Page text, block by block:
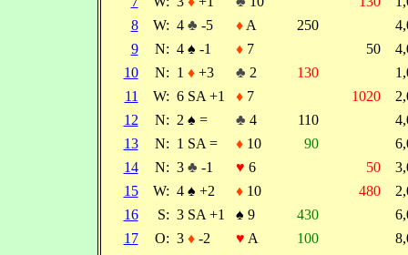
8
W: 4 ♣ -5 ♦A 250
9
N: 4 ♠ -1 ♦7 50
10
N: 1 ♦+3 ♣ 2 130
11
W: 6 SA +1 ♦7 1020
12
N: 2 ♠ = ♣ 4 110
13
N: 1 SA = ♦10 90
14
N: 3 ♣ -1 ♥ 6 50
15
W: 4 ♠ +2 ♦10 480
16
S: 3 SA +1 ♠ 9 430
17
O: 3 ♦-2 ♥ A 100